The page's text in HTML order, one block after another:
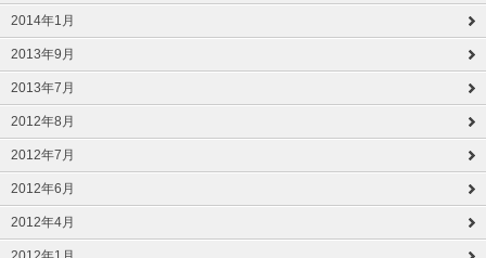
2014年1月
2013年9月
2013年7月
2012年8月
2012年7月
2012年6月
2012年4月